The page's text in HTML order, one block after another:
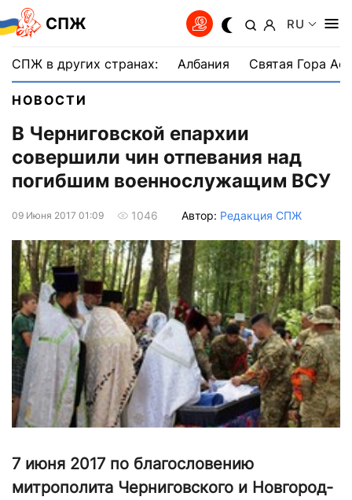
СПЖ RU
СПЖ в других странах: Албания Святая Гора
НОВОСТИ
В Черниговской епархии
совершили чин отпевания над
погибшим военнослужащим ВСУ
09 Июня 2017 01:09 1046 Автор: Редакция СПЖ
7 июня 2017 по благословению
митрополита Черниговского и Новгород-